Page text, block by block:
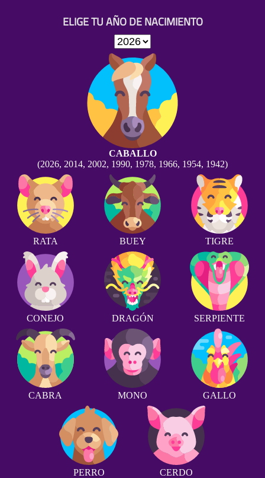
ELIGE TU AÑO DE NACIMIENTO
CABALLO
(2026, 2014, 2002, 1990, 1978, 1966, 1954, 1942)
RATA BUEY TIGRE
CONEJO DRAGÓN SERPIENTE
CABRA MONO GALLO
PERRO CERDO